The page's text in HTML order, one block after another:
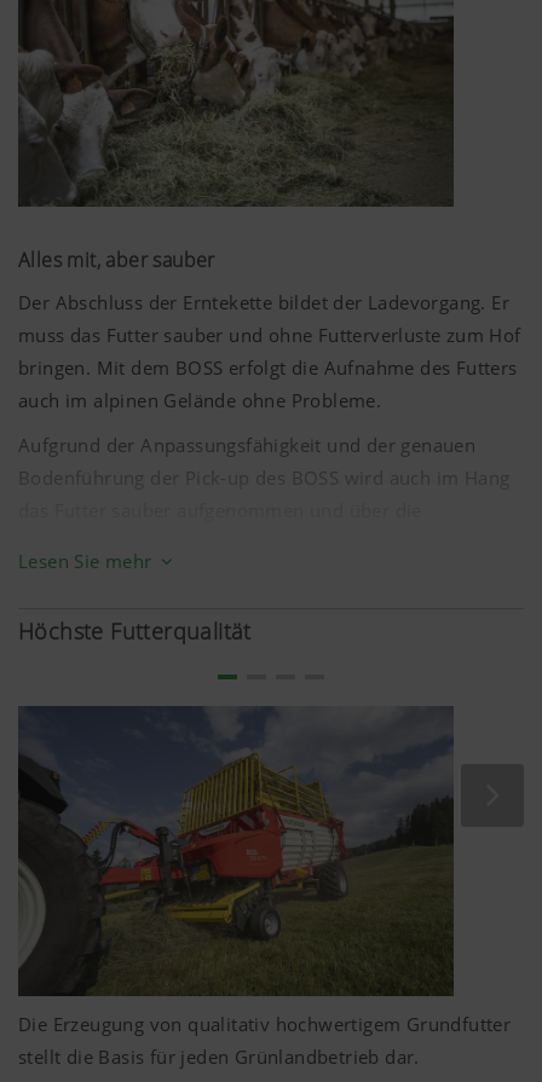
Alles mit, aber sauber
Der Abschluss der Erntekette bildet der Ladevorgang. Er
muss das Futter sauber und ohne Futterverluste zum Hof
bringen. Mit dem BOSS erfolgt die Aufnahme des Futters
auch im alpinen Gelände ohne Probleme.
Aufgrund der Anpassungsfähigkeit und der genauen
Bodenführung der Pick-up des BOSS wird auch im Hang
weitergegeben.
Der Dürffutteraufbau regelt die Aufbauhöhe des
Ladewagens und ermöglicht ein Durchfahren und
Abladen in höhenreduzierten Stallgebäuden.
Lesen Sie mehr
Höchste Futterqualität
Die Erzeugung von qualitativ hochwertigem Grundfutter
stellt die Basis für jeden Grünlandbetrieb dar.